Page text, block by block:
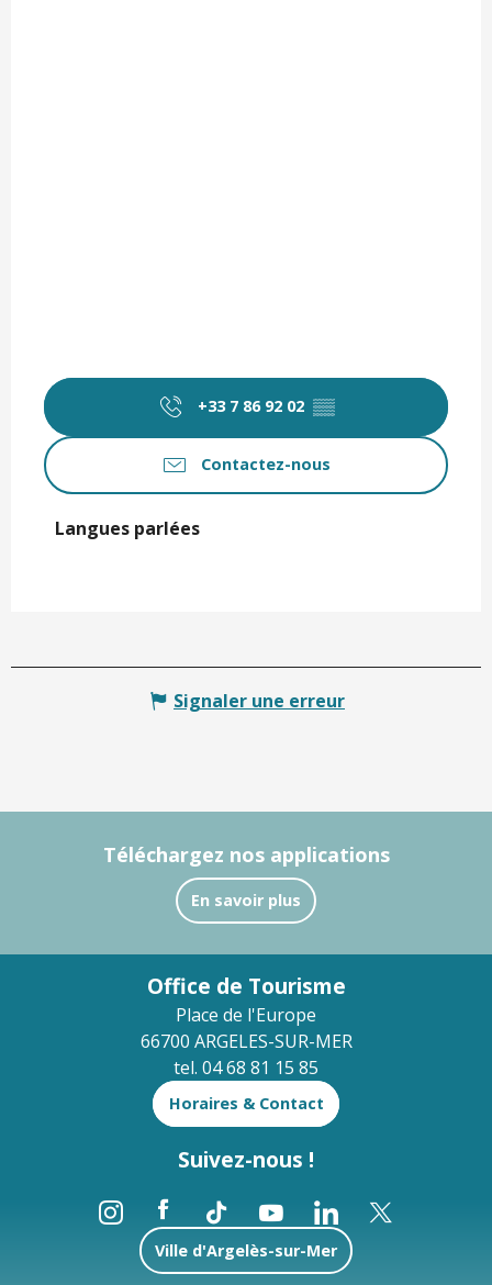
+33 7 86 92 02 ▒▒
Contactez-nous
Langues parlées
Langues parlées
Signaler une erreur
Téléchargez nos applications
En savoir plus
Office de Tourisme
Place de l'Europe
66700 ARGELES-SUR-MER
tel. 04 68 81 15 85
Horaires & Contact
Suivez-nous !
Ville d'Argelès-sur-Mer